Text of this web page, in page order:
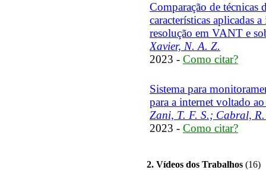
Comparação de técnicas
características aplicadas
resolução em VANT e
Xavier, N. A. Z.
2023 - Como citar?
Sistema para
para a internet voltado
Zani, T. F. S.; Cabral,
2023 - Como citar?
2. Vídeos dos Trabalhos (16)